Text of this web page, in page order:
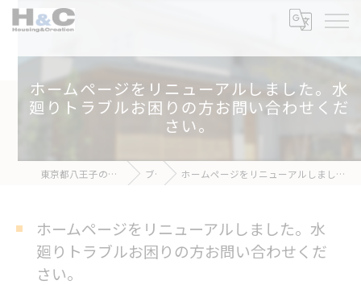
ホームページをリニューアルしました。水
廻りトラブルお困りの方お問い合わせくだ
さい。
東京都八王子のリフォームなら株式会社H&C ブログ ホームページをリニューアルしました。水廻りトラブルお困りの方お問い合わせください。
ホームページをリニューアルしました。水
廻りトラブルお困りの方お問い合わせくだ
さい。